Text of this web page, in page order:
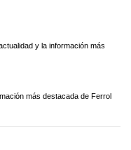
y la información más
más destacada de Ferrol